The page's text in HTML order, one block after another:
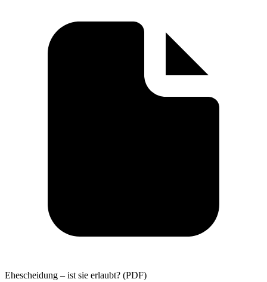
Ehescheidung – ist sie erlaubt? (PDF)